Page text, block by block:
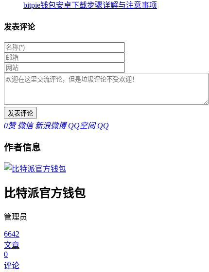
bitpie钱包安卓下载步骤详解与注意事项
发表评论
0赞 微信 新浪微博 QQ空间 QQ
作者信息
比特派官方钱包
管理员
6642
文章
0
评论